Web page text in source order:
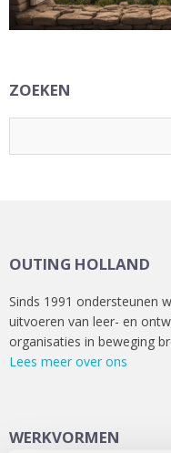
ZOEKEN
OUTING HOLLAND
Sinds 1991 ondersteunen
uitvoeren van leer- en
organisaties in beweging
Lees meer over ons
WERKVORMEN